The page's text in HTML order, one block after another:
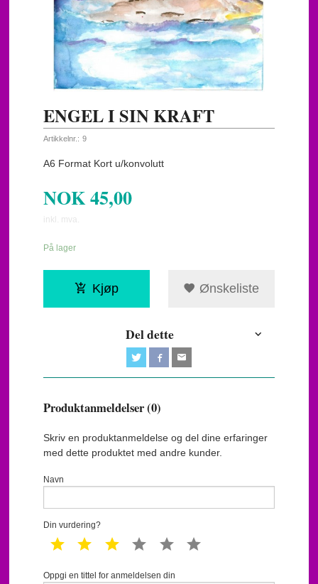
ENGEL I SIN KRAFT
Artikkelnr.: 9
A6 Format Kort u/konvolutt
NOK45,00
inkl. mva.
På lager
Kjøp Ønskeliste
Del dette
Produktanmeldelser (0)
Skriv en produktanmeldelse og del dine erfaringer
med dette produktet med andre kunder.
Navn
Din vurdering?
1 star 2 star 3 star 4 star 5 star
Oppgi en tittel for anmeldelsen din